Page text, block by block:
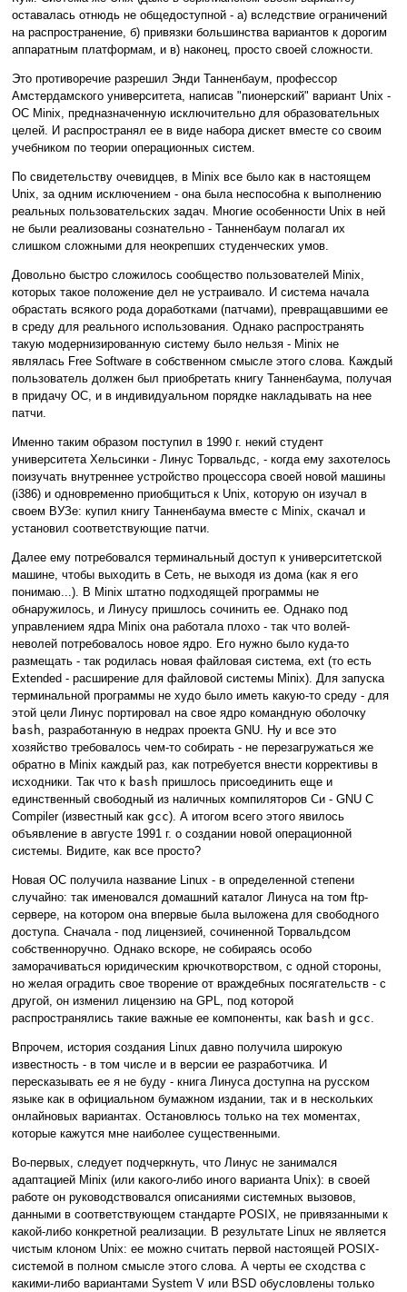
оставалась отнюдь не общедоступной - а) вследствие ограничений
на распространение, б) привязки большинства вариантов к дорогим
аппаратным платформам, и в) наконец, просто своей сложности.
Это противоречие разрешил Энди Танненбаум, профессор
Амстердамского университета, написав "пионерский" вариант Unix -
ОС Minix, предназначенную исключительно для образовательных
целей. И распространял ее в виде набора дискет вместе со своим
учебником по теории операционных систем.
По свидетельству очевидцев, в Minix все было как в настоящем
Unix, за одним исключением - она была неспособна к выполнению
реальных пользовательских задач. Многие особенности Unix в ней
не были реализованы сознательно - Танненбаум полагал их
слишком сложными для неокрепших студенческих умов.
Довольно быстро сложилось сообщество пользователей Minix,
которых такое положение дел не устраивало. И система начала
обрастать всякого рода доработками (патчами), превращавшими ее
в среду для реального использования. Однако распространять
такую модернизированную систему было нельзя - Minix не
являлась Free Software в собственном смысле этого слова. Каждый
пользователь должен был приобретать книгу Танненбаума, получая
в придачу ОС, и в индивидуальном порядке накладывать на нее
патчи.
Именно таким образом поступил в 1990 г. некий студент
университета Хельсинки - Линус Торвальдс, - когда ему захотелось
поизучать внутреннее устройство процессора своей новой машины
(i386) и одновременно приобщиться к Unix, которую он изучал в
своем ВУЗе: купил книгу Танненбаума вместе с Minix, скачал и
установил соответствующие патчи.
Далее ему потребовался терминальный доступ к университетской
машине, чтобы выходить в Сеть, не выходя из дома (как я его
понимаю...). В Minix штатно подходящей программы не
обнаружилось, и Линусу пришлось сочинить ее. Однако под
управлением ядра Minix она работала плохо - так что волей-
неволей потребовалось новое ядро. Его нужно было куда-то
размещать - так родилась новая файловая система, ext (то есть
Extended - расширение для файловой системы Minix). Для запуска
терминальной программы не худо было иметь какую-то среду - для
этой цели Линус портировал на свое ядро командную оболочку
bash, разработанную в недрах проекта GNU. Ну и все это
хозяйство требовалось чем-то собирать - не перезагружаться же
обратно в Minix каждый раз, как потребуется внести коррективы в
исходники. Так что к bash пришлось присоединить еще и
единственный свободный из наличных компиляторов Си - GNU C
Compiler (известный как gcc). А итогом всего этого явилось
объявление в августе 1991 г. о создании новой операционной
системы. Видите, как все просто?
Новая ОС получила название Linux - в определенной степени
случайно: так именовался домашний каталог Линуса на том ftp-
сервере, на котором она впервые была выложена для свободного
доступа. Сначала - под лицензией, сочиненной Торвальдсом
собственноручно. Однако вскоре, не собираясь особо
заморачиваться юридическим крючкотворством, с одной стороны,
но желая оградить свое творение от враждебных посягательств - с
другой, он изменил лицензию на GPL, под которой
распространялись такие важные ее компоненты, как bash и gcc.
Впрочем, история создания Linux давно получила широкую
известность - в том числе и в версии ее разработчика. И
пересказывать ее я не буду - книга Линуса доступна на русском
языке как в официальном бумажном издании, так и в нескольких
онлайновых вариантах. Остановлюсь только на тех моментах,
которые кажутся мне наиболее существенными.
Во-первых, следует подчеркнуть, что Линус не занимался
адаптацией Minix (или какого-либо иного варианта Unix): в своей
работе он руководствовался описаниями системных вызовов,
данными в соответствующем стандарте POSIX, не привязанными к
какой-либо конкретной реализации. В результате Linux не является
чистым клоном Unix: ее можно считать первой настоящей POSIX-
системой в полном смысле этого слова. А черты ее сходства с
какими-либо вариантами System V или BSD обусловлены только